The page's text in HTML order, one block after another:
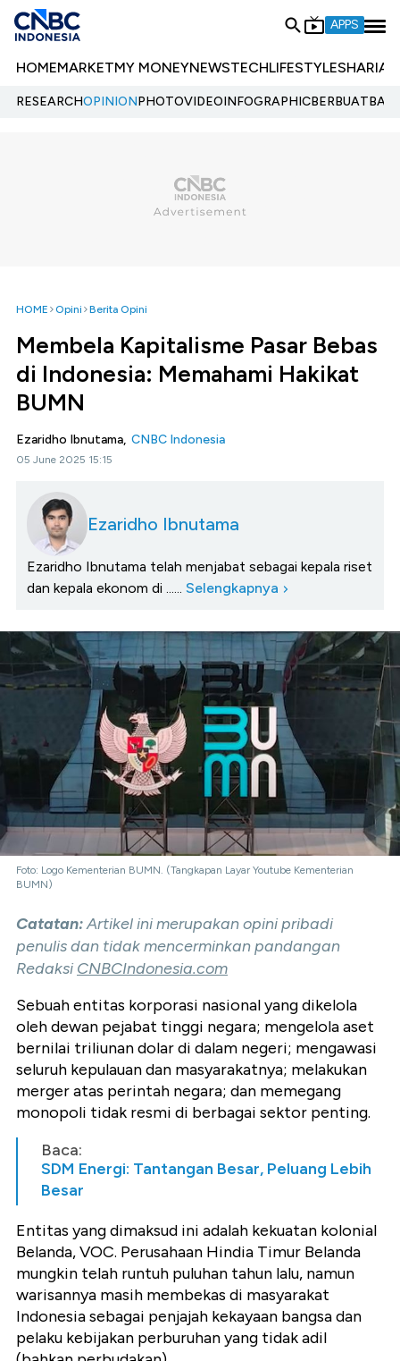
APPS
HOMEMARKETMY MONEYNEWSTECHLIFESTYLESHARIA
RESEARCHOPINIONPHOTOVIDEOINFOGRAPHIC
HOME Opini Berita Opini
Membela Kapitalisme Pasar Bebas
di Indonesia: Memahami Hakikat
BUMN
Ezaridho Ibnutama, CNBC Indonesia
05 June 2025 15:15
Ezaridho Ibnutama
Ezaridho Ibnutama telah menjabat sebagai kepala riset
dan kepala ekonom di ...... Selengkapnya
Foto: Logo Kementerian BUMN. (Tangkapan Layar Youtube Kementerian
BUMN)
Catatan:Artikel ini merupakan opini pribadi
penulis dan tidak mencerminkan pandangan
Redaksi CNBCIndonesia.com
Sebuah entitas korporasi nasional yang dikelola
oleh dewan pejabat tinggi negara; mengelola aset
bernilai triliunan dolar di dalam negeri; mengawasi
seluruh kepulauan dan masyarakatnya; melakukan
merger atas perintah negara; dan memegang
monopoli tidak resmi di berbagai sektor penting.
Baca:
SDM Energi: Tantangan Besar, Peluang Lebih
Besar
Entitas yang dimaksud ini adalah kekuatan kolonial
Belanda, VOC. Perusahaan Hindia Timur Belanda
mungkin telah runtuh puluhan tahun lalu, namun
warisannya masih membekas di masyarakat
Indonesia sebagai penjajah kekayaan bangsa dan
pelaku kebijakan perburuhan yang tidak adil